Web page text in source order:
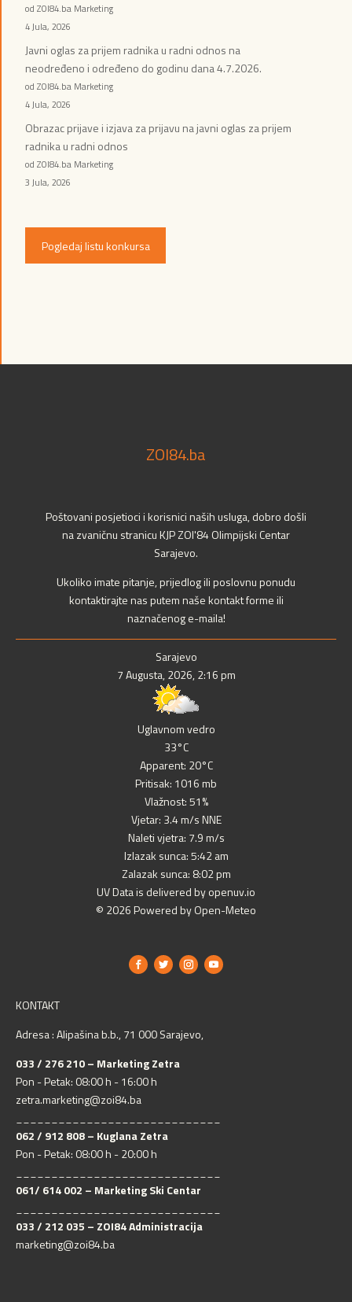
od ZOI84.ba Marketing
4 Jula, 2026
Javni oglas za prijem radnika u radni odnos na
neodređeno i određeno do godinu dana 4.7.2026.
od ZOI84.ba Marketing
4 Jula, 2026
Obrazac prijave i izjava za prijavu na javni oglas za prijem
radnika u radni odnos
od ZOI84.ba Marketing
3 Jula, 2026
Pogledaj listu konkursa
ZOI84.ba
Poštovani posjetioci i korisnici naših usluga, dobro došli
na zvaničnu stranicu KJP ZOI'84 Olimpijski Centar
Sarajevo.
Ukoliko imate pitanje, prijedlog ili poslovnu ponudu
kontaktirajte nas putem naše kontakt forme ili
naznačenog e-maila!
Sarajevo
7 Augusta, 2026, 2:16 pm
Uglavnom vedro
33°C
Apparent: 20°C
Pritisak: 1016 mb
Vlažnost: 51%
Vjetar: 3.4 m/s NNE
Naleti vjetra: 7.9 m/s
Izlazak sunca: 5:42 am
Zalazak sunca: 8:02 pm
UV Data is delivered by openuv.io
© 2026 Powered by Open-Meteo
KONTAKT
Adresa : Alipašina b.b., 71 000 Sarajevo,
033 / 276 210 – Marketing Zetra
Pon - Petak: 08:00 h - 16:00 h
zetra.marketing@zoi84.ba
062 / 912 808 – Kuglana Zetra
Pon - Petak: 08:00 h - 20:00 h
061/ 614 002 – Marketing Ski Centar
033 / 212 035 – ZOI84 Administracija
marketing@zoi84.ba